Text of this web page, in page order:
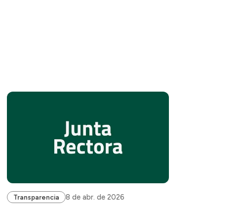
Transparencia 8 de abr. de 2026